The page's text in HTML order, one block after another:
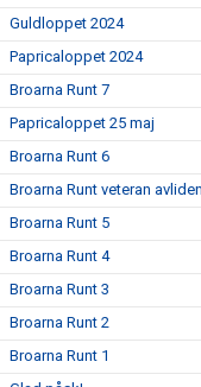
Guldloppet 2024
Papricaloppet 2024
Broarna Runt 7
Papricaloppet 25 maj
Broarna Runt 6
Broarna Runt veteran avliden
Broarna Runt 5
Broarna Runt 4
Broarna Runt 3
Broarna Runt 2
Broarna Runt 1